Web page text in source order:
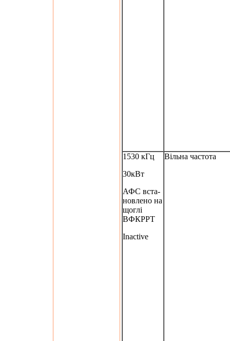
1530 кГц
30кВт
АФС вста-
новлено на
щоглі
ВФКРРТ
Inactive
Вільна частота